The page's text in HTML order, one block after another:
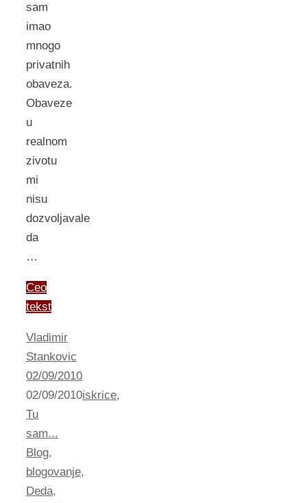
sam
imao
mnogo
privatnih
obaveza.
Obaveze
u
realnom
zivotu
mi
nisu
dozvoljavale
da
…
Ceo
tekst
Vladimir
Stankovic
02/09/2010
02/09/2010iskrice,
Tu
sam...
Blog,
blogovanje,
Deda,